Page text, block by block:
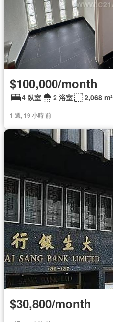
$100,000/month
4 臥室 2 浴室 2,068 m²
1 週, 19 小時 前
$30,800/month